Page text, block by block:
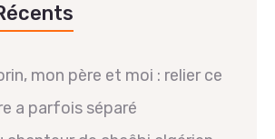
mon père et moi : relier ce
a parfois séparé